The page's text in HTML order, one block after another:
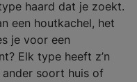
haard dat je zoekt.
een houtkachel, het
je voor een
Elk type heeft z’n
soort huis of